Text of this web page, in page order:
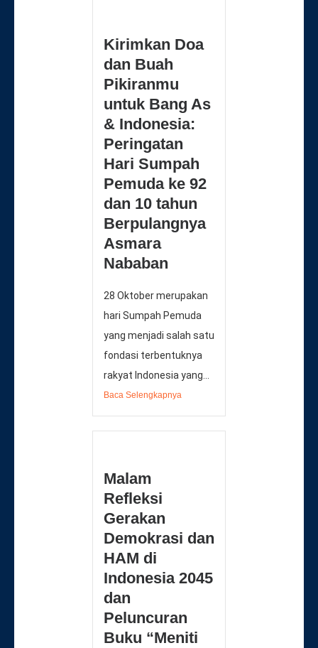
Kirimkan Doa
dan Buah
Pikiranmu
untuk Bang As
& Indonesia:
Peringatan
Hari Sumpah
Pemuda ke 92
dan 10 tahun
Berpulangnya
Asmara
Nababan
28 Oktober merupakan
hari Sumpah Pemuda
yang menjadi salah satu
fondasi terbentuknya
rakyat Indonesia yang...
Baca Selengkapnya
Malam
Refleksi
Gerakan
Demokrasi dan
HAM di
Indonesia 2045
dan
Peluncuran
Buku “Meniti